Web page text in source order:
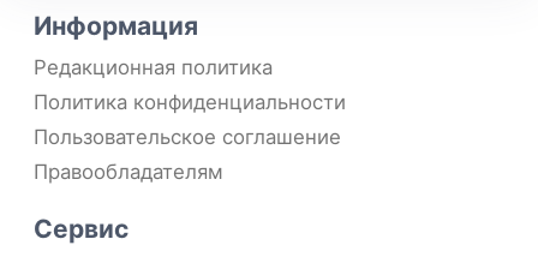
Информация
Редакционная политика
Политика конфиденциальности
Пользовательское соглашение
Правообладателям
Сервис